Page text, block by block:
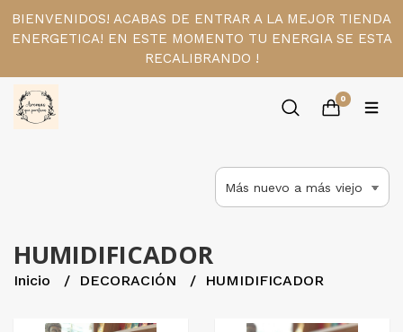
BIENVENIDOS! ACABAS DE ENTRAR A LA MEJOR TIENDA
ENERGETICA! EN ESTE MOMENTO TU ENERGIA SE ESTA
RECALIBRANDO !
0
HUMIDIFICADOR
Inicio DECORACIÓN HUMIDIFICADOR